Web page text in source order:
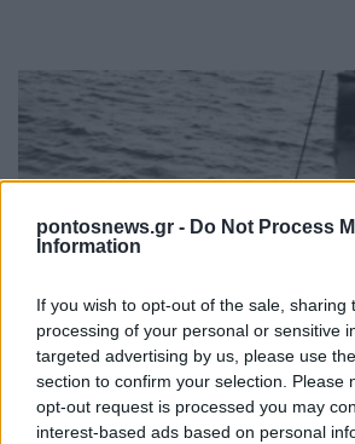
pontosnews.gr - Do Not Process
Information
If you wish to opt-out of the sale, sharing
processing of your personal or sensitive
targeted advertising by us, please use
section to confirm your selection. Please
opt-out request is processed you may
interest-based ads based on personal
ΓΕΝΟΚΤΟΝΙΑ
«Όσοι δεν κατάφερναν να
πυροβολούνταν» – Η Γενοκτονία
μέσα από τα αμερικανικά αρχεία